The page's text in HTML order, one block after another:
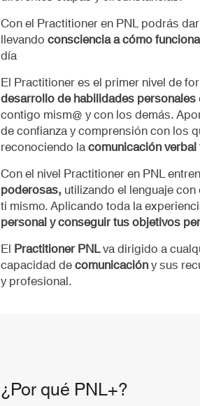
Con el Practitioner en PNL podrás
llevandoconsciencia a cómo
día
El Practitioner es el primer nivel de
desarrollo de habilidades personales
contigo mism@ y con los demás.
de confianza y comprensión con los
reconociendo lacomunicación
Con el nivel Practitioner en PNL
poderosas,utilizando el lenguaje
ti mismo. Aplicando toda la
personal y conseguir tus objetivos
ElPractitioner PNLva dirigido a
capacidad decomunicacióny sus
y profesional.
¿Por qué PNL+?